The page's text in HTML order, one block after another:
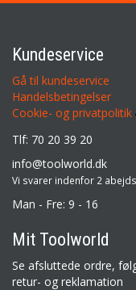
Kundeservice
Gå til kundeservice
Handelsbetingelser
Cookie- og privatpolitik
Tlf: 70 20 39 20
info@toolworld.dk
Vi svarer indenfor 2
Man - Fre: 9 - 16
Mit Toolworld
Se afsluttede ordre,
retur- og reklamation